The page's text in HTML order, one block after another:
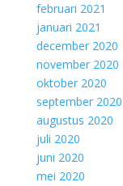
februari 2021
januari 2021
december 2020
november 2020
oktober 2020
september 2020
augustus 2020
juli 2020
juni 2020
mei 2020